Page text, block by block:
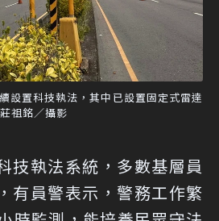
設置科技執法，其中已設置固定式雷達
祖銘／攝影
技執法系統，多數基層員
有員警表示，警務工作繁